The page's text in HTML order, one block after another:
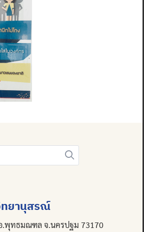
ทยานุสรณ์
.พุทธมณฑล จ.นครปฐม 73170